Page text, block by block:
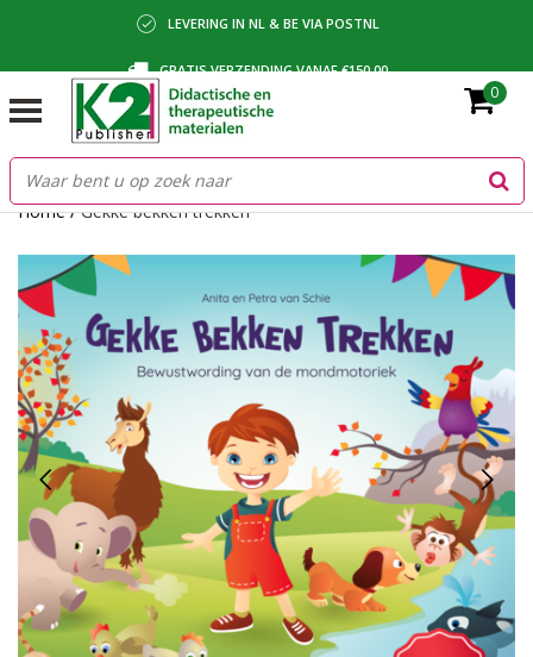
LEVERING IN NL & BE VIA POSTNL
GRATIS VERZENDING VANAF €150,00
BETALING VIA IDEAL, BANCONTACT OF FACTUUR
0
Home/Gekke bekken trekken